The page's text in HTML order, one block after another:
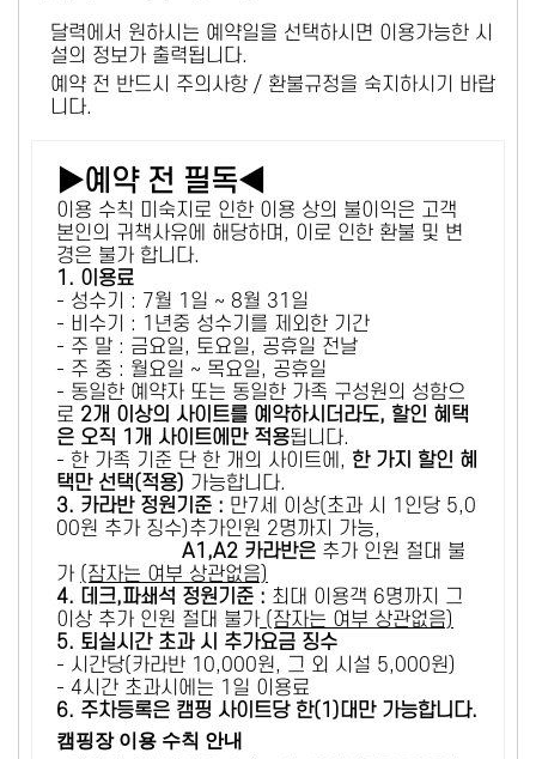
달력에서 원하시는 예약일을 선택하시면 이용가능한 시
설의 정보가 출력됩니다.
예약 전 반드시 주의사항 / 환불규정을 숙지하시기 바랍
니다.
▶예약 전 필독◀
이용 수칙 미숙지로 인한 이용 상의 불이익은 고객
본인의 귀책사유에 해당하며, 이로 인한 환불 및 변
경은 불가 합니다.
1. 이용료
- 성수기 : 7월 1일 ~ 8월 31일
- 비수기 : 1년중 성수기를 제외한 기간
- 주 말 : 금요일, 토요일, 공휴일 전날
- 주 중 : 월요일 ~ 목요일, 공휴일
- 동일한 예약자 또는 동일한 가족 구성원의 성함으
로 2개 이상의 사이트를 예약하시더라도, 할인 혜택
은 오직 1개 사이트에만 적용됩니다.
- 한 가족 기준 단 한 개의 사이트에, 한 가지 할인 혜
택만 선택(적용) 가능합니다.
3. 카라반 정원기준 : 만7세 이상(초과 시 1인당 5,0
00원 추가 징수)추가인원 2명까지 가능,
A1,A2 카라반은 추가 인원 절대 불
가 (잠자는 여부 상관없음)
4. 데크,파쇄석 정원기준 : ​최대 이용객 6명까지 그
이상 추가 인원 절대 불가 (잠자는 여부 상관없음)
5. 퇴실시간 초과 시 추가요금 징수
- 시간당(카라반 10,000원, 그 외 시설 5,000원)
- 4시간 초과시에는 1일 이용료
6. 주차등록은 캠핑 사이트당 한(1)대만 가능합니다.
캠핑장 이용 수칙 안내